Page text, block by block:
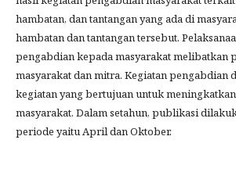
hambatan, dan tantangan yang ada di
hambatan dan tantangan tersebut.
pengabdian kepada masyarakat melibatkan
masyarakat dan mitra. Kegiatan pengabdian
kegiatan yang bertujuan untuk
masyarakat. Dalam setahun, publikasi
periode yaitu April dan Oktober.